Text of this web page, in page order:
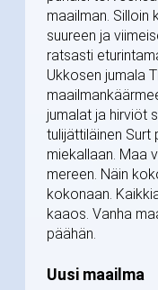
maailman. Silloin
suureen ja
ratsasti
Ukkosen jumala
jumalat ja hirviöt
tulijättiläinen
miekallaan. Maa
mereen. Näin
kokonaan.
kaaos. Vanha
päähän.
Uusi maailma